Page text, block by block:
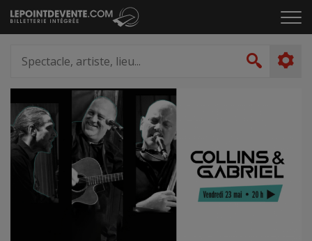
Passer
au
le
artiste,
lieu...